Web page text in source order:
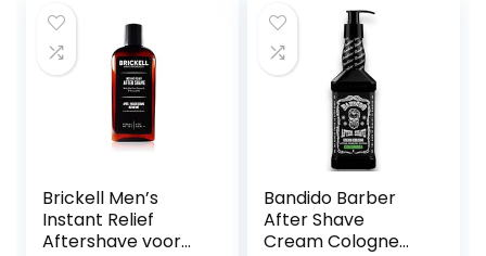
Brickell Men’s
Instant Relief
Aftershave voor
Bandido Barber
After Shave
Cream Cologne